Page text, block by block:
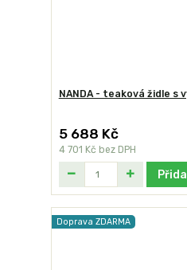
NANDA - teaková židle s
5 688 Kč
4 701 Kč bez DPH
Doprava ZDARMA